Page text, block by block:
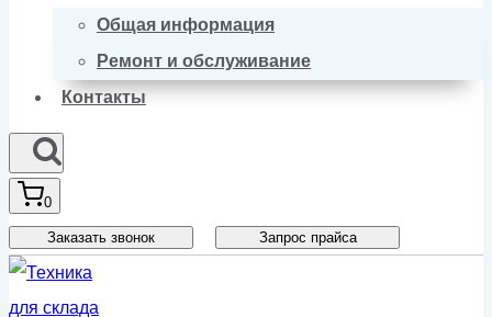
Общая информация
Ремонт и обслуживание
Контакты
0
Заказать звонок Запрос прайса